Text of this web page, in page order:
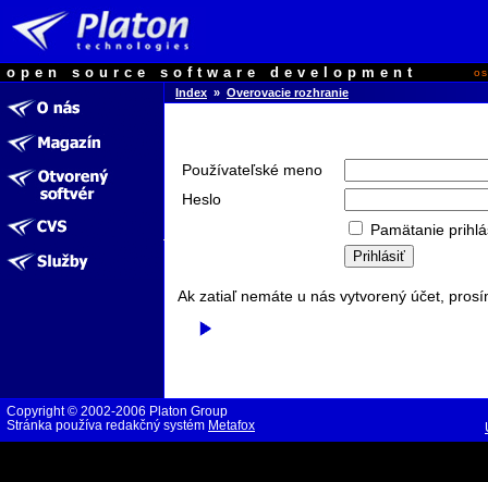
open source software development
Index » Overovacie rozhranie
Používateľské meno
Heslo
Pamätanie
Ak zatiaľ nemáte u nás vytvorený účet,
Copyright © 2002-2006 Platon Group
Stránka používa redakčný systém Metafox